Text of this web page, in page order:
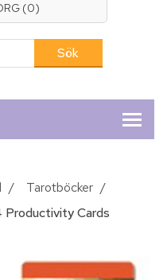
(0)
/ Tarotböcker /
Cards